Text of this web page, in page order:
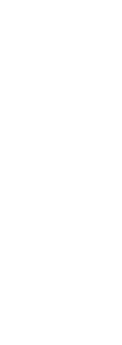
Наш сайт
и повысить
сайтом, вы